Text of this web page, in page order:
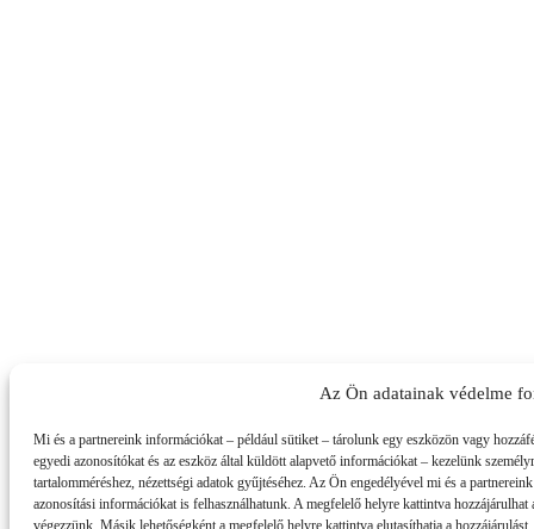
Az Ön adatainak védelme
Mi és a partnereink információkat – például sütiket – tárolunk egy eszközön vagy
egyedi azonosítókat és az eszköz által küldött alapvető információkat – kezelünk
tartalomméréshez, nézettségi adatok gyűjtéséhez. Az Ön engedélyével mi és a
azonosítási információkat is felhasználhatunk. A megfelelő helyre kattintva
végezzünk. Másik lehetőségként a megfelelő helyre kattintva elutasíthatja a